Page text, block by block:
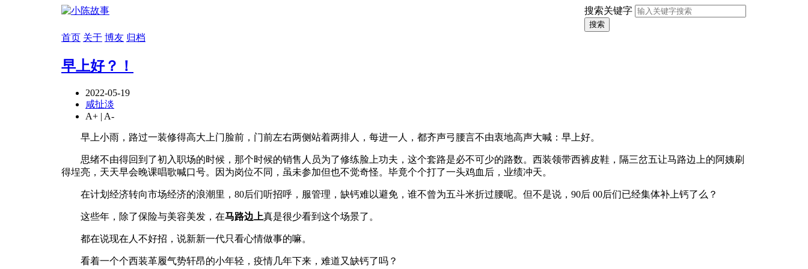
搜索关键字
搜索
首页 关于 博友 归档
早上好？！
2022-05-19
咸扯淡
A+ | A-
早上小雨，路过一装修得高大上门脸前，门前左右两侧站着两排人，每进一人，都齐声弓腰言不由衷地高声大喊：早上好。
思绪不由得回到了初入职场的时候，那个时候的销售人员为了修练脸上功夫，这个套路是必不可少的路数。西装领带西裤皮鞋，隔三岔五让马路边上的阿姨刷
得埕亮，天天早会晚课唱歌喊口号。因为岗位不同，虽未参加但也不觉奇怪。毕竟个个打了一头鸡血后，业绩冲天。
在计划经济转向市场经济的浪潮里，80后们听招呼，服管理，缺钙难以避免，谁不曾为五斗米折过腰呢。但不是说，90后 00后们已经集体补上钙了么？
这些年，除了保险与美容美发，在马路边上真是很少看到这个场景了。
都在说现在人不好招，说新新一代只看心情做事的嘛。
看着一个个西装革履气势轩昂的小年轻，疫情几年下来，难道又缺钙了吗？